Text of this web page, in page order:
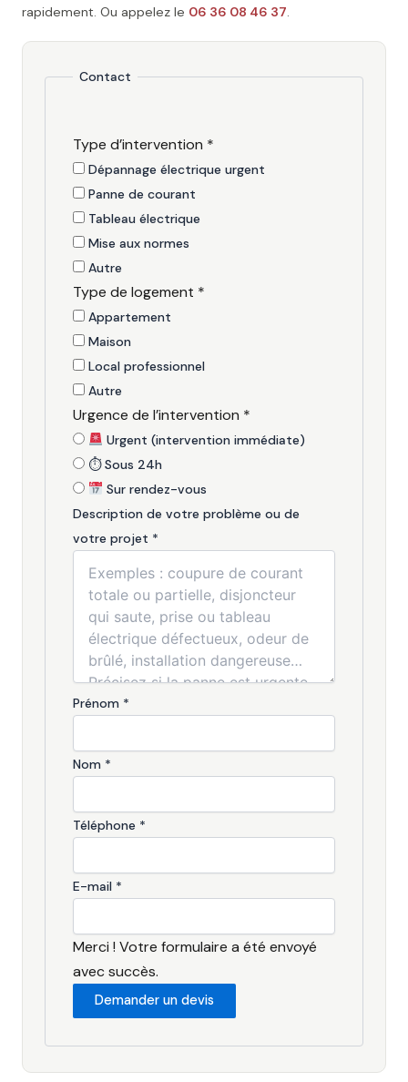
rapidement. Ou appelez le 06 36 08 46 37.
Contact
Type d’intervention *
Dépannage électrique urgent
Panne de courant
Tableau électrique
Mise aux normes
Autre
Type de logement *
Appartement
Maison
Local professionnel
Autre
Urgence de l’intervention *
Urgent (intervention immédiate)
⏱ Sous 24h
Sur rendez-vous
Description de votre problème ou de
votre projet *
Prénom *
Nom *
Téléphone *
E-mail *
Merci ! Votre formulaire a été envoyé
avec succès.
Demander un devis